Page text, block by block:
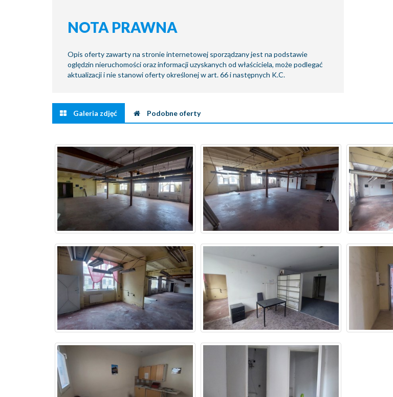
NOTA PRAWNA
Opis oferty zawarty na stronie internetowej sporządzany jest na podstawie
oględzin nieruchomości oraz informacji uzyskanych od właściciela, może podlegać
aktualizacji i nie stanowi oferty określonej w art. 66 i następnych K.C.
Galeria zdjęć Podobne oferty